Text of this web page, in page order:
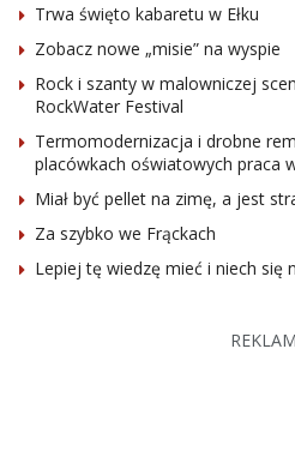
Trwa święto kabaretu w Ełku
Zobacz nowe „misie” na wyspie
Rock i szanty w malowniczej
RockWater Festival
Termomodernizacja i drobne
placówkach oświatowych praca
Miał być pellet na zimę, a jest
Za szybko we Frąckach
Lepiej tę wiedzę mieć i niech się